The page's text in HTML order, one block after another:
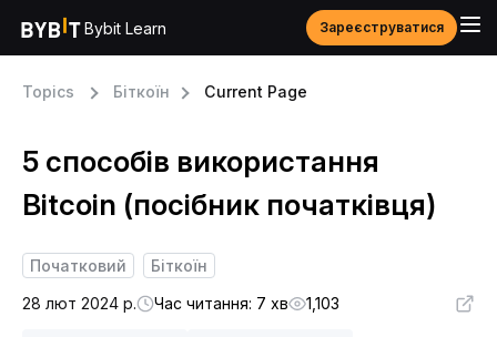
Bybit Learn Зареєструватися
Topics Біткоїн Current Page
5 способів використання
Bitcoin (посібник початківця)
Початковий
Біткоїн
28 лют 2024 р.
Час читання: 7 хв 1,103